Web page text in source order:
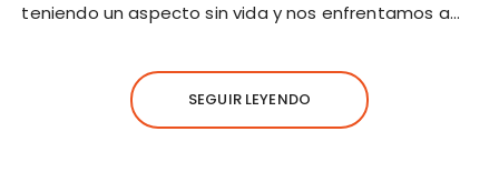
teniendo un aspecto sin vida y nos enfrentamos a…
SEGUIR LEYENDO